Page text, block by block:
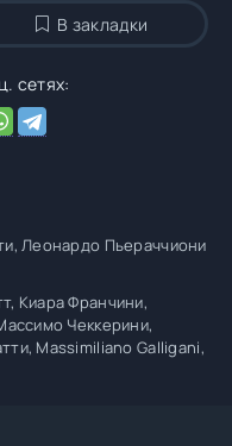
В закладки
сетях:
Леонардо Пьераччиони
Киара Франчини,
Чеккерини,
Massimiliano Galligani,